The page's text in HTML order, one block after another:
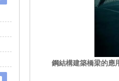
鋼結構建築橋梁的應